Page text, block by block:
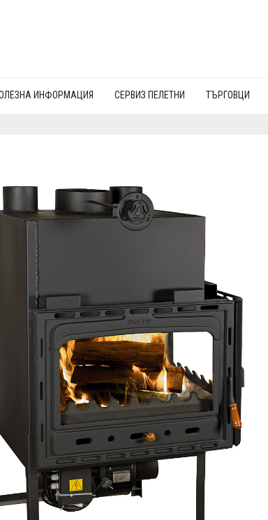
ИНФОРМАЦИЯ СЕРВИЗ ПЕЛЕТНИ ТЪРГОВЦИ